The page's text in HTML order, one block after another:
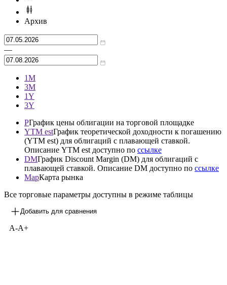
Московская биржа Т+
Архив
3М
1Y
3Y
PГрафик цены облигации на торговой площадке
YTM estГрафик теоретической доходности к погашению
(YTM est) для облигаций с плавающей ставкой.
Описание YTM est доступно по
DMГрафик Discount Margin (DM) для облигаций с
MapКарта рынка
Все торговые параметры доступны в режиме таблицы